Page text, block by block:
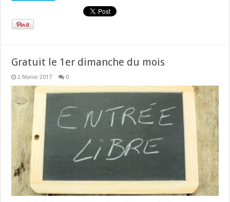
Gratuit le 1er dimanche du mois
2 février 2017 0